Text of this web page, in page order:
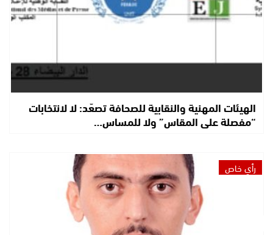
الهيئات المهنية والنقابية للصحافة تصعّد: لا لانتخابات
“مفصلة على المقاس” ولا للمساس…
رأي خاص